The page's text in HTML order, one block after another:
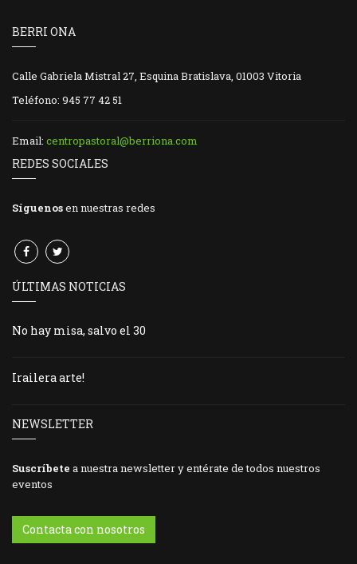
BERRI ONA
Calle Gabriela Mistral 27, Esquina Bratislava, 01003 Vitoria
Teléfono: 945 77 42 51
Email: centropastoral@berriona.com
REDES SOCIALES
Síguenosen nuestras redes
ÚLTIMAS NOTICIAS
No hay misa, salvo el 30
Irailera arte!
NEWSLETTER
Suscríbete a nuestra newsletter y entérate de todos nuestros
eventos
Contacta con nosotros